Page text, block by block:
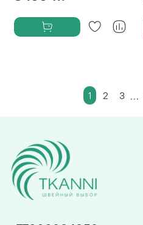
1 2 3 …